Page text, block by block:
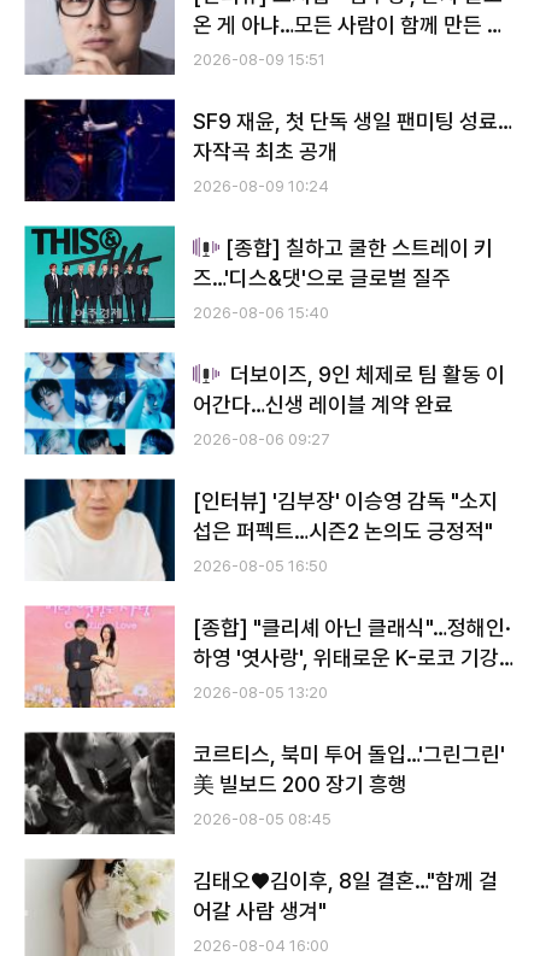
온 게 아냐…모든 사람이 함께 만든 작
품"
2026-08-09 15:51
SF9 재윤, 첫 단독 생일 팬미팅 성료…
자작곡 최초 공개
2026-08-09 10:24
[종합] 칠하고 쿨한 스트레이 키
즈…'디스&댓'으로 글로벌 질주
2026-08-06 15:40
더보이즈, 9인 체제로 팀 활동 이
어간다…신생 레이블 계약 완료
2026-08-06 09:27
[인터뷰] '김부장' 이승영 감독 "소지
섭은 퍼펙트…시즌2 논의도 긍정적"
2026-08-05 16:50
[종합] "클리셰 아닌 클래식"…정해인·
하영 '엿사랑', 위태로운 K-로코 기강
잡을까
2026-08-05 13:20
코르티스, 북미 투어 돌입…'그린그린'
美 빌보드 200 장기 흥행
2026-08-05 08:45
김태오♥김이후, 8일 결혼…"함께 걸
어갈 사람 생겨"
2026-08-04 16:00